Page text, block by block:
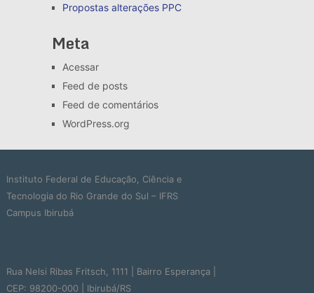
Propostas alteraçõesPPC
Meta
Acessar
Feed de posts
Feed de comentários
WordPress.org
Instituto Federal de Educação, Ciência e
Tecnologia do Rio Grande do Sul – IFRS
Campus Ibirubá
Rua Nelsi Ribas Fritsch, 1111 | Bairro Esperança |
CEP: 98200-000 | Ibirubá/RS